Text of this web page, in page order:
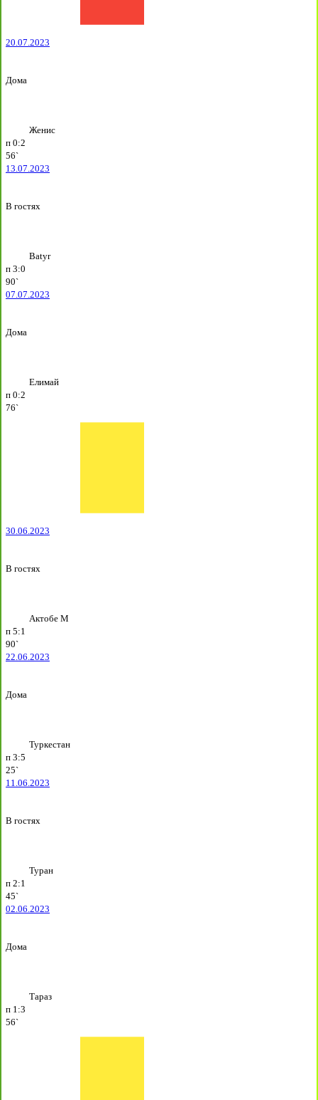
20.07.2023
Дома
Женис
п 0:2
56`
13.07.2023
В гостях
Batyr
п 3:0
90`
07.07.2023
Дома
Елимай
п 0:2
76`
30.06.2023
В гостях
Актобе М
п 5:1
90`
22.06.2023
Дома
Туркестан
п 3:5
25`
11.06.2023
В гостях
Туран
п 2:1
45`
02.06.2023
Дома
Тараз
п 1:3
56`